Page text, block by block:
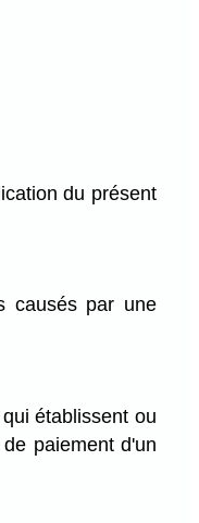
du présent
causés par une
établissent ou
paiement d'un